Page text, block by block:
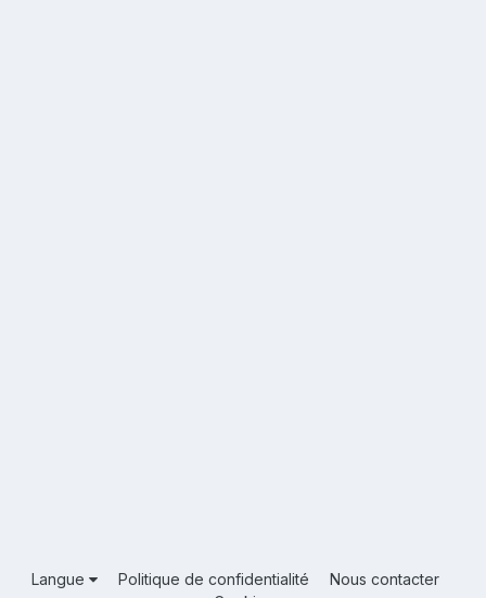
Langue Politique de confidentialité
Nous contacter